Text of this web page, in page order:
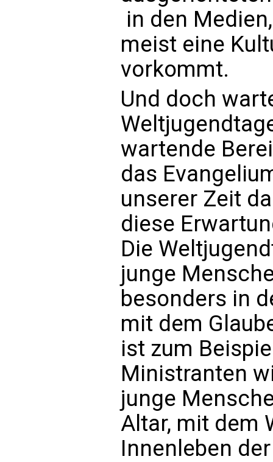
 in den
meist eine
vorkommt.
Und doch
wartende
das
unserer Zeit
diese
Die
junge
besonders in
mit dem
ist zum
Ministranten
junge
Altar, mit dem
Innenleben